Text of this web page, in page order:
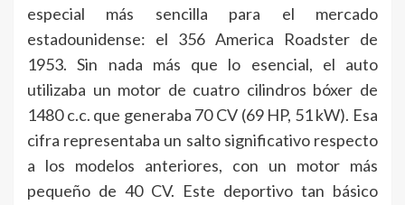
especial más sencilla para el mercado
estadounidense: el 356 America Roadster de
1953. Sin nada más que lo esencial, el auto
utilizaba un motor de cuatro cilindros bóxer de
1480 c.c. que generaba 70 CV (69 HP, 51 kW). Esa
cifra representaba un salto significativo respecto
a los modelos anteriores, con un motor más
pequeño de 40 CV. Este deportivo tan básico